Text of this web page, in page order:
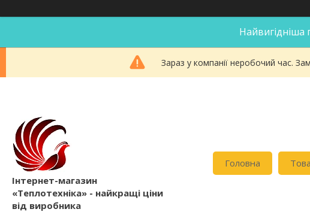
Найвигідніша
Зараз у компанії неробочий час.
Інтернет-магазин
«Теплотехніка» - найкращі ціни
від виробника
Головна